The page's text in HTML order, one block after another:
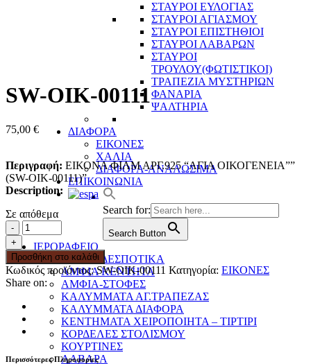
ΣΤΑΥΡΟΙ ΕΥΛΟΓΙΑΣ
ΣΤΑΥΡΟΙ ΑΓΙΑΣΜΟΥ
ΣΤΑΥΡΟΙ ΕΠΙΣΤΗΘΙΟΙ
ΣΤΑΥΡΟΙ ΛΑΒΑΡΩΝ
ΣΤΑΥΡΟΙ
ΤΡΟΥΛΟΥ(ΦΩΤΙΣΤΙΚΟΙ)
ΤΡΑΠΕΖΙΑ ΜΥΣΤΗΡΙΩΝ
ΦΑΝΑΡΙΑ
ΨΑΛΤΗΡΙΑ
ΔΙΑΦΟΡΑ
ΕΙΚΟΝΕΣ
ΧΑΛΙΑ
ΔΙΑΦΟΡΑ-ΑΝΑΛΩΣΙΜΑ
ΕΠΙΚΟΙΝΩΝΙΑ
Search for:
Search Button
ΙΕΡΟΡΑΦΕΙΟ
ΑΜΦΙΑ ΔΕΣΠΟΤΙΚΑ
ΑΜΦΙΑ ΚΕΝΤΗΤΑ
ΑΜΦΙΑ-ΣΤΟΦΕΣ
ΚΑΛΥΜΜΑΤΑ ΑΓ.ΤΡΑΠΕΖΑΣ
ΚΑΛΥΜΜΑΤΑ ΔΙΑΦΟΡΑ
ΚΕΝΤΗΜΑΤΑ ΧΕΙΡΟΠΟΙΗΤΑ – ΤΙΡΤΙΡΙ
ΚΟΡΔΕΛΕΣ ΣΤΟΛΙΣΜΟΥ
ΚΟΥΡΤΙΝΕΣ
ΛΑΒΑΡΑ
SW-OIK-00111
75,00 €
Περιγραφή: ΕΙΚΟΝA ΦΙΛΜ ΑΡΓ.925 “ΑΓΙΑ ΟΙΚΟΓΕΝΕΙΑ””
(SW-OIK-00111)”
Description:
Σε απόθεμα
Προσθήκη στο καλάθι
Κωδικός προϊόντος:SW-OIK-00111 Κατηγορία: ΕΙΚΟΝΕΣ
Share on:
Περισσότερες Πληροφορίες